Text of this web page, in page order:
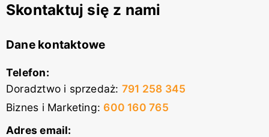
Skontaktuj się z nami
Dane kontaktowe
Telefon:
Doradztwo i sprzedaż: 791 258 345
Biznes i Marketing: 600 160 765
Adres email: